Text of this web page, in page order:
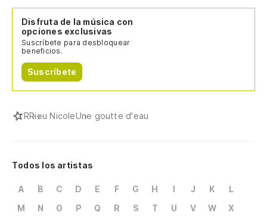
Disfruta de la música con
opciones exclusivas
Suscríbete para desbloquear
beneficios.
Suscríbete
RRieu NicoleUne goutte d'eau
Todos los artistas
A B C D E F G H I J K
L
M
N O P Q R S T U V W
X